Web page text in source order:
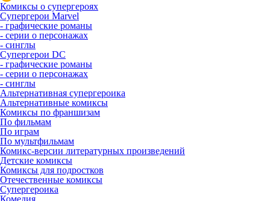
Комиксы о супергероях
Супергерои Marvel
- графические романы
- серии о персонажах
- синглы
Супергерои DC
- графические романы
- серии о персонажах
- синглы
Альтернативная супергероика
Альтернативные комиксы
Комиксы по франшизам
По фильмам
По играм
По мультфильмам
Комикс-версии литературных произведений
Детские комиксы
Комиксы для подростков
Отечественные комиксы
Супергероика
Комедия